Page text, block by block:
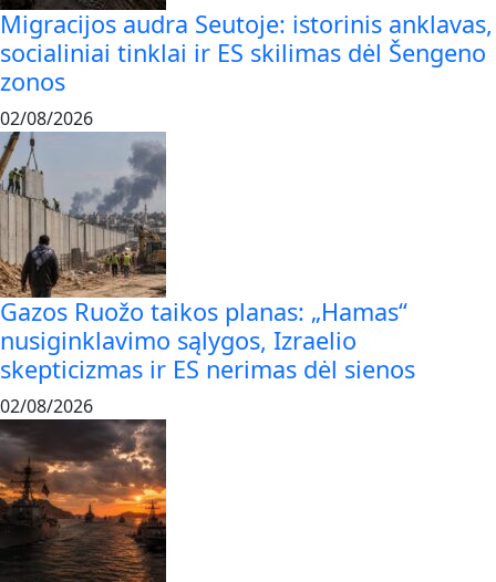
Migracijos audra Seutoje: istorinis anklavas,
socialiniai tinklai ir ES skilimas dėl Šengeno
zonos
02/08/2026
Gazos Ruožo taikos planas: „Hamas“
nusiginklavimo sąlygos, Izraelio
skepticizmas ir ES nerimas dėl sienos
02/08/2026